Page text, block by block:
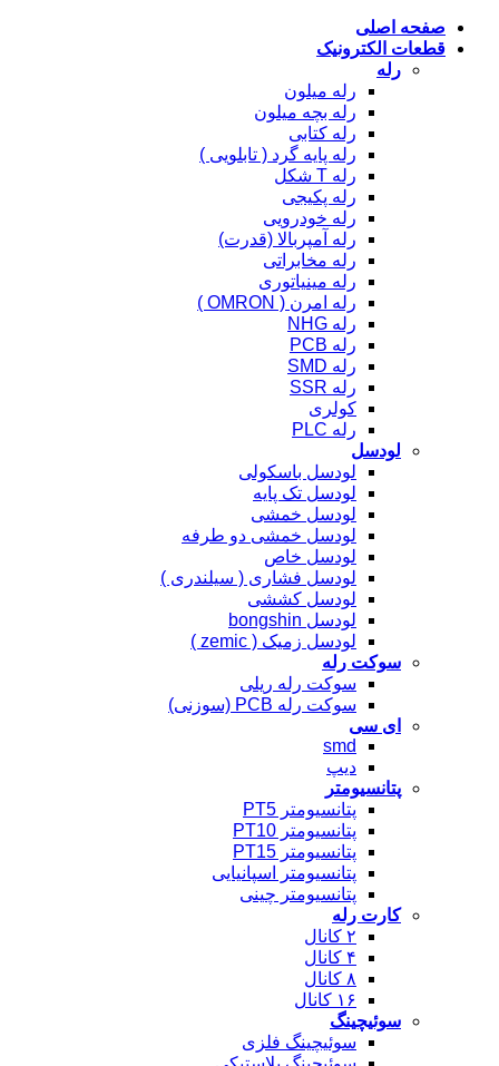
صفحه اصلی
قطعات الکترونیک
رله
رله میلون
رله بچه میلون
رله کتابی
رله پایه گرد ( تابلویی )
رله T شکل
رله پکیجی
رله خودرویی
رله آمپربالا (قدرت)
رله مخابراتی
رله مینیاتوری
رله امرن ( OMRON )
رله NHG
رله PCB
رله SMD
رله SSR
کولری
رله PLC
لودسل
لودسل باسکولی
لودسل تک پایه
لودسل خمشی
لودسل خمشی دو طرفه
لودسل خاص
لودسل فشاری ( سیلندری )
لودسل کششی
لودسل bongshin
لودسل زمیک ( zemic )
سوکت رله
سوکت رله ریلی
سوکت رله PCB (سوزنی)
ای سی
smd
دیپ
پتانسیومتر
پتانسیومتر PT5
پتانسیومتر PT10
پتانسیومتر PT15
پتانسیومتر اسپانیایی
پتانسیومتر چینی
کارت رله
۲ کانال
۴ کانال
۸ کانال
۱۶ کانال
سوئیچینگ
سوئیچینگ فلزی